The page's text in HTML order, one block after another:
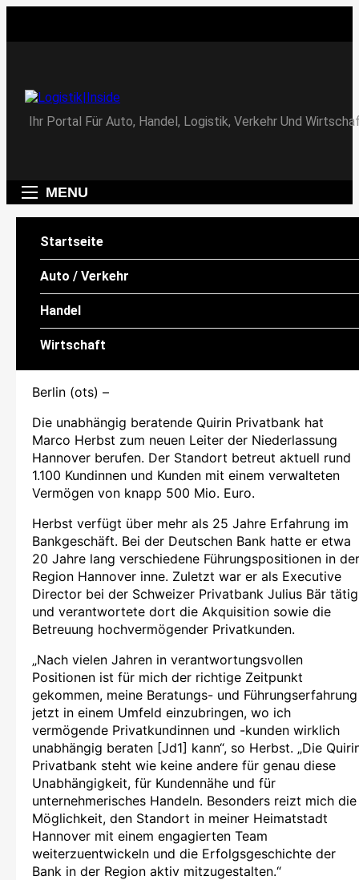
content
Logistik|Inside
Ihr Portal Für Auto, Handel, Logistik, Verkehr Und
MENU
Startseite
Auto / Verkehr
Handel
Wirtschaft
WIRTSCHAFT
Quirin Privatbank: Marco
Herbst leitet ab sofort die
Niederlassung Hannover
Berlin (ots) –
Die unabhängig beratende Quirin Privatbank hat
Marco Herbst zum neuen Leiter der Niederlassung
Hannover berufen. Der Standort betreut aktuell rund
1.100 Kundinnen und Kunden mit einem verwalteten
Vermögen von knapp 500 Mio. Euro.
Herbst verfügt über mehr als 25 Jahre Erfahrung im
Bankgeschäft. Bei der Deutschen Bank hatte er etwa
20 Jahre lang verschiedene Führungspositionen in der
Region Hannover inne. Zuletzt war er als Executive
Director bei der Schweizer Privatbank Julius Bär tätig
und verantwortete dort die Akquisition sowie die
Betreuung hochvermögender Privatkunden.
„Nach vielen Jahren in verantwortungsvollen
Positionen ist für mich der richtige Zeitpunkt
gekommen, meine Beratungs- und Führungserfahrung
jetzt in einem Umfeld einzubringen, wo ich
vermögende Privatkundinnen und -kunden wirklich
unabhängig beraten [Jd1] kann“, so Herbst. „Die
Privatbank steht wie keine andere für genau diese
Unabhängigkeit, für Kundennähe und für
unternehmerisches Handeln. Besonders reizt mich die
Möglichkeit, den Standort in meiner Heimatstadt
Hannover mit einem engagierten Team
weiterzuentwickeln und die Erfolgsgeschichte der
Bank in der Region aktiv mitzugestalten.“